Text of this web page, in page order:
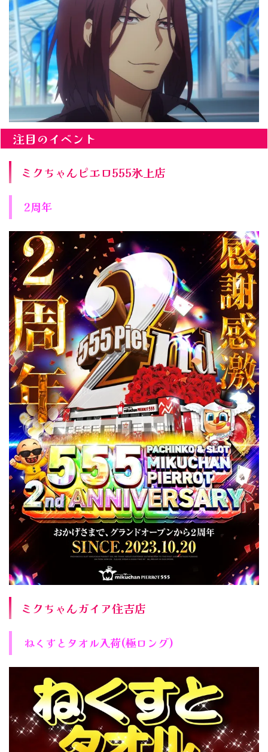
注目のイベント
ミクちゃんピエロ555氷上店
2周年
ミクちゃんガイア住吉店
ねくすとタオル入荷(極ロング)